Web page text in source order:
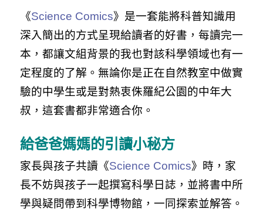
《Science Comics》是一套能將科普知識用
深入簡出的方式呈現給讀者的好書，每讀完一
本，都讓文組背景的我也對該科學領域也有一
定程度的了解。無論你是正在自然教室中做實
驗的中學生或是對熱衷侏羅紀公園的中年大
叔，這套書都非常適合你。
給爸爸媽媽的引讀小秘方
家長與孩子共讀《Science Comics》時，家
長不妨與孩子一起撰寫科學日誌，並將書中所
學與疑問帶到科學博物館，一同探索並解答。